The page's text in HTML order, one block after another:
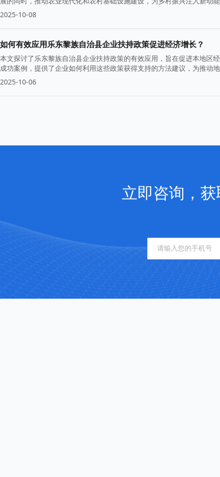
2025-10-08
如何有效应用乐东黎族自治县企业扶持政策促进经济增长？
本文探讨了乐东黎族自治县企业扶持政策的有效应用，旨在促进本地区
成功案例，提供了企业如何利用这些政策获得支持的方法建议，为推动
2025-10-06
立即咨询，